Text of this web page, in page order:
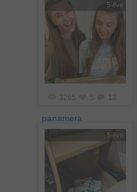
5 éve
3265 5 13
panamera
5 éve